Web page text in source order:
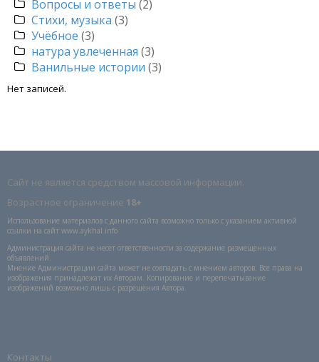
Вопросы и ответы (2)
Стихи, музыка (3)
Учёбное (3)
натура увлеченная (3)
Ванильные истории (3)
Нет записей.
Сайт не является средством массовой информации.
Возрастное ограничение 18+
Использование материалов с данного сайта возможно только с указанием активной
ссылки на сайт www.aykhal.info
Администрация сайта не несет ответственности за содержание размещенных
объявлений.
Мнение Администрации сайта может не совпадать с мнением авторов. Все права на
изображения принадлежат их Авторам. Копирование и перепечатывание
изображений возможно лишь с разрешения Автора.
Контакты